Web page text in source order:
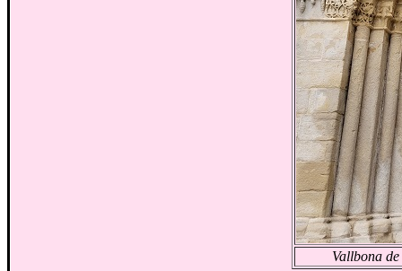
Vallbona